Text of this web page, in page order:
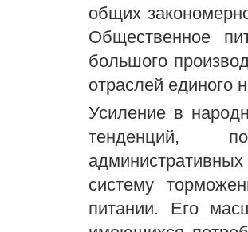
общих
Общественное
большого
отраслей единого
Усиление в
тенденций,
систему
питании. Его